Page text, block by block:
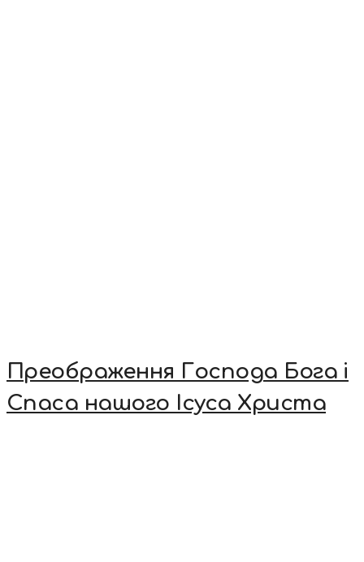
Преображення Господа Бога і
Спаса нашого Ісуса Христа